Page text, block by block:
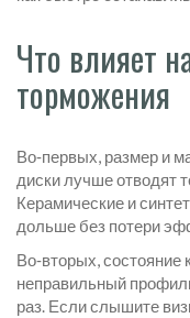
Что влияет
торможения
Во‑первых, размер и
диски лучше отводят
Керамические и
дольше без потери
Во‑вторых, состояние
неправильный
раз. Если слышите